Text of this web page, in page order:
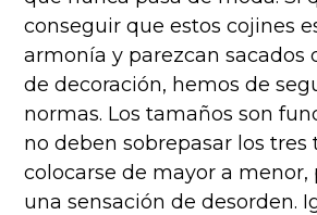
conseguir que estos cojines
armonía y parezcan sacados
de decoración, hemos de
normas. Los tamaños son
no deben sobrepasar los tres
colocarse de mayor a menor,
una sensación de desorden.